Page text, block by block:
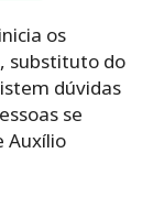
os
substituto do
dúvidas
se
Auxílio